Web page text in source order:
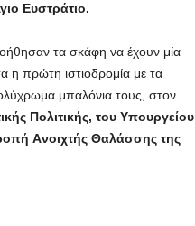
Ευστράτιο.
τα σκάφη να έχουν μία
η πρώτη ιστιοδρομία με τα
μπαλόνια τους, στον
Πολιτικής, του Υπουργείου
Aνοιχτής Θαλάσσης της